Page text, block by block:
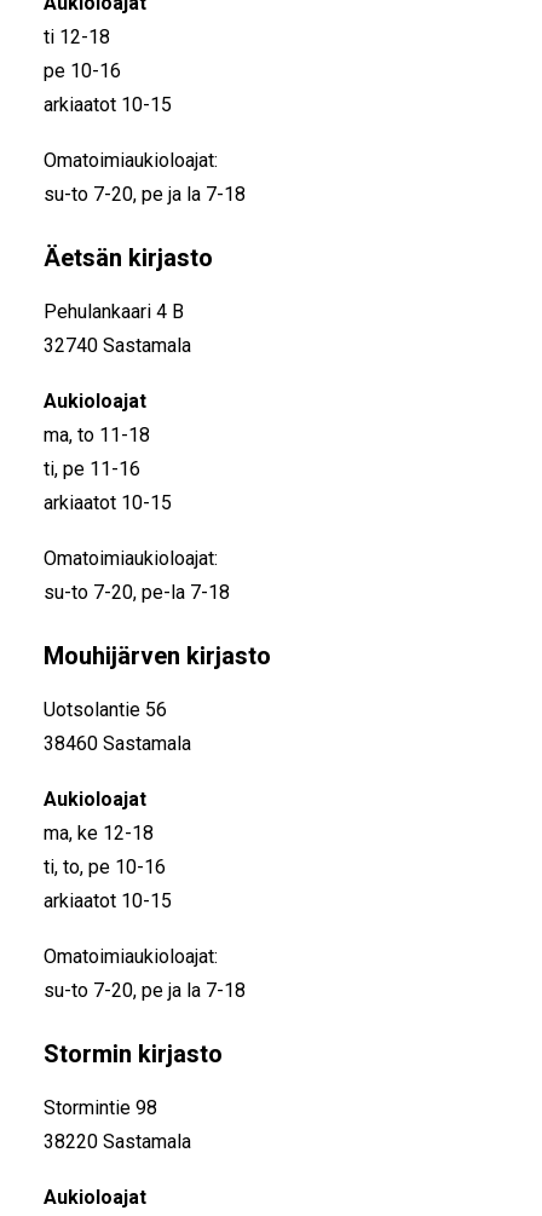
ti 12-18
pe 10-16
arkiaatot 10-15
Omatoimiaukioloajat:
su-to 7-20, pe ja la 7-18
Äetsän kirjasto
Pehulankaari 4 B
32740 Sastamala
Aukioloajat
ma, to 11-18
ti, pe 11-16
arkiaatot 10-15
Omatoimiaukioloajat:
su-to 7-20, pe-la 7-18
Mouhijärven kirjasto
Uotsolantie 56
38460 Sastamala
Aukioloajat
ma, ke 12-18
ti, to, pe 10-16
arkiaatot 10-15
Omatoimiaukioloajat:
su-to 7-20, pe ja la 7-18
Stormin kirjasto
Stormintie 98
38220 Sastamala
Aukioloajat